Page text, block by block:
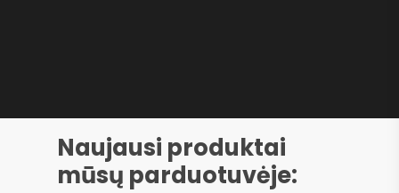
Naujausi produktai
mūsų parduotuvėje: